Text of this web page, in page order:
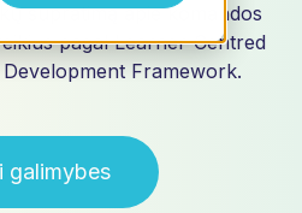
supratimą apie komandos
pagal Learner-Centred
Framework.
galimybes